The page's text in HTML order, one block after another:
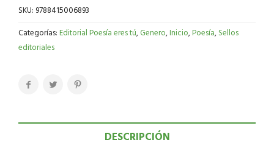
SKU: 9788415006893
Categorías:Editorial Poesía eres tú,Genero,Inicio,Poesía,Sellos
editoriales
DESCRIPCIÓN